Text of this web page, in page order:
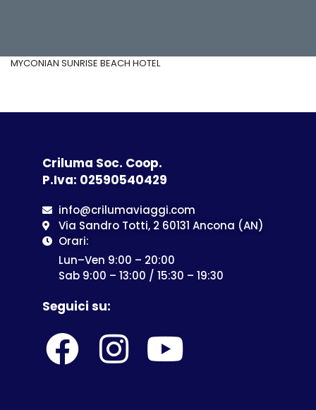
MYCONIAN SUNRISE BEACH HOTEL
Criluma Soc. Coop.
P.Iva: 02590540429
info@crilumaviaggi.com
Via Sandro Totti, 2 60131 Ancona (AN)
Orari:
Lun–Ven 9:00 – 20:00
Sab 9:00 – 13:00 / 15:30 – 19:30
Seguici su: